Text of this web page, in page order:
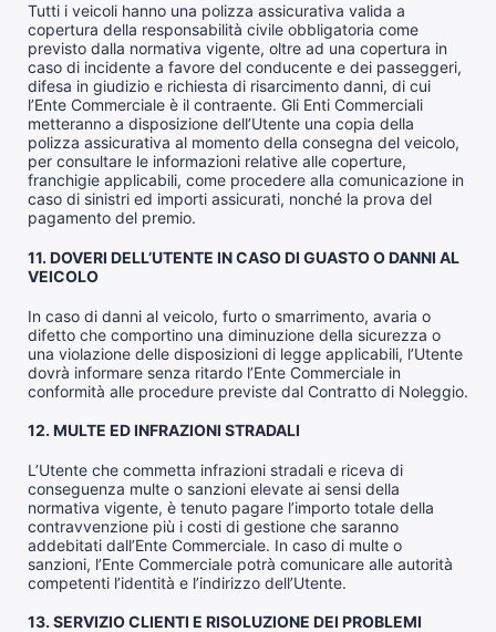
Tutti i veicoli hanno una polizza assicurativa valida a
copertura della responsabilità civile obbligatoria come
previsto dalla normativa vigente, oltre ad una copertura in
caso di incidente a favore del conducente e dei passeggeri,
difesa in giudizio e richiesta di risarcimento danni, di cui
l’Ente Commerciale è il contraente. Gli Enti Commerciali
metteranno a disposizione dell’Utente una copia della
polizza assicurativa al momento della consegna del veicolo,
per consultare le informazioni relative alle coperture,
franchigie applicabili, come procedere alla comunicazione in
caso di sinistri ed importi assicurati, nonché la prova del
pagamento del premio.
11. DOVERI DELL’UTENTE IN CASO DI GUASTO O DANNI AL
VEICOLO
In caso di danni al veicolo, furto o smarrimento, avaria o
difetto che comportino una diminuzione della sicurezza o
una violazione delle disposizioni di legge applicabili, l’Utente
dovrà informare senza ritardo l’Ente Commerciale in
conformità alle procedure previste dal Contratto di Noleggio.
12. MULTE ED INFRAZIONI STRADALI
L’Utente che commetta infrazioni stradali e riceva di
conseguenza multe o sanzioni elevate ai sensi della
normativa vigente, è tenuto pagare l’importo totale della
contravvenzione più i costi di gestione che saranno
addebitati dall’Ente Commerciale. In caso di multe o
sanzioni, l’Ente Commerciale potrà comunicare alle autorità
competenti l’identità e l’indirizzo dell’Utente.
13. SERVIZIO CLIENTI E RISOLUZIONE DEI PROBLEMI